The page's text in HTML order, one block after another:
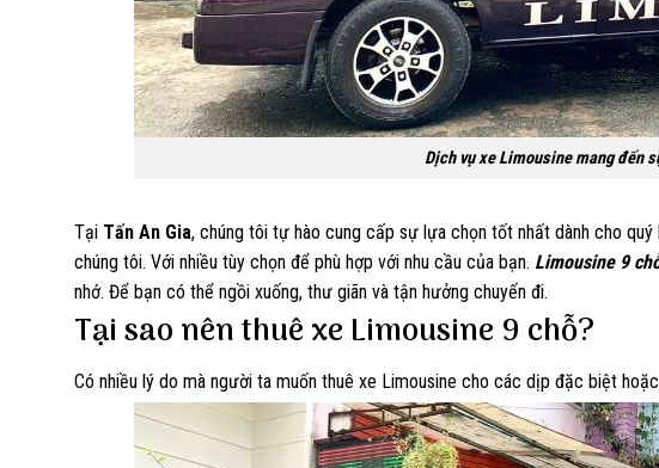
Dịch vụ xe Limousine mang đến
Tại Tấn An Gia, chúng tôi tự hào cung cấp sự lựa chọn tốt nhất dành cho
chúng tôi. Với nhiều tùy chọn để phù hợp với nhu cầu của bạn. Limousine 9
nhớ. Để bạn có thể ngồi xuống, thư giãn và tận hưởng chuyến đi.
Tại sao nên thuê xe Limousine 9 chỗ?
Có nhiều lý do mà người ta muốn thuê xe Limousine cho các dịp đặc biệt